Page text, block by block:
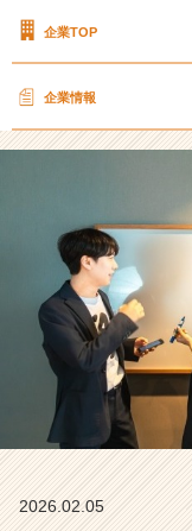
企業TOP
企業情報
2026.02.05